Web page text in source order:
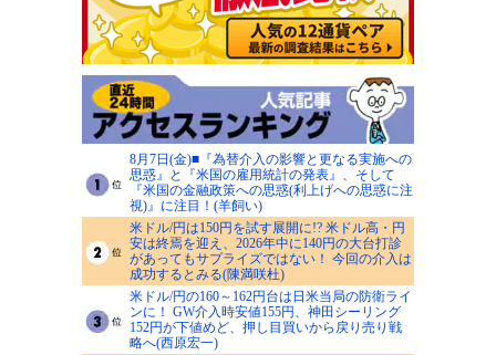
8月7日(金)■『為替介入の影響と更なる実施への
思惑』と『米国の雇用統計の発表』、そして
『米国の金融政策への思惑(利上げへの思惑に注
視)』に注目！(羊飼い)
米ドル/円は150円を試す展開に!? 米ドル高・円
安は終焉を迎え、2026年中に140円の大台打診
があってもサプライズではない！ 今回の介入は
成功するとみる(陳満咲杜)
米ドル/円の160～162円台は日米当局の防衛ライ
ンに！ GW介入時安値155円、神田シーリング
152円が下値めど、押し目買いから戻り売り戦
略へ(西原宏一)